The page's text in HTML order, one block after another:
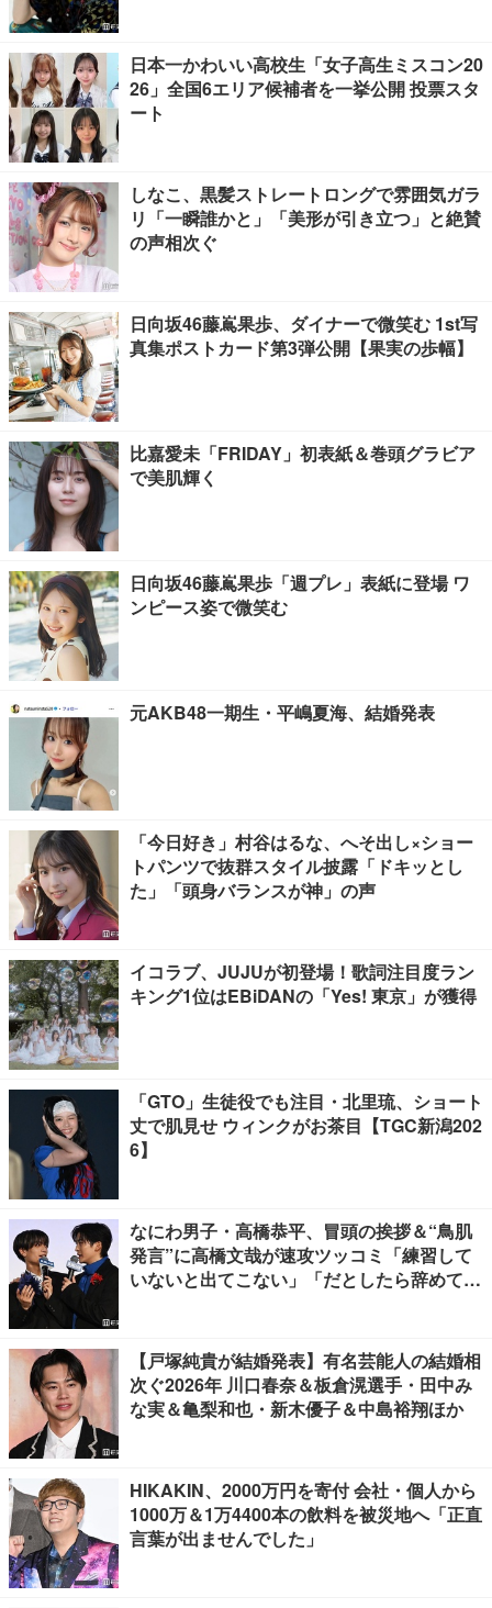
日本一かわいい高校生「女子高生ミスコン20
26」全国6エリア候補者を一挙公開 投票スタ
ート
しなこ、黒髪ストレートロングで雰囲気ガラ
リ「一瞬誰かと」「美形が引き立つ」と絶賛
の声相次ぐ
日向坂46藤嶌果歩、ダイナーで微笑む 1st写
真集ポストカード第3弾公開【果実の歩幅】
比嘉愛未「FRIDAY」初表紙＆巻頭グラビア
で美肌輝く
日向坂46藤嶌果歩「週プレ」表紙に登場 ワ
ンピース姿で微笑む
元AKB48一期生・平嶋夏海、結婚発表
「今日好き」村谷はるな、へそ出し×ショー
トパンツで抜群スタイル披露「ドキッとし
た」「頭身バランスが神」の声
イコラブ、JUJUが初登場！歌詞注目度ラン
キング1位はEBiDANの「Yes! 東京」が獲得
「GTO」生徒役でも注目・北里琉、ショート
丈で肌見せ ウィンクがお茶目【TGC新潟202
6】
なにわ男子・高橋恭平、冒頭の挨拶＆“鳥肌
発言”に高橋文哉が速攻ツッコミ「練習して
いないと出てこない」「だとしたら辞めてく
【戸塚純貴が結婚発表】有名芸能人の結婚相
次ぐ2026年 川口春奈＆板倉滉選手・田中み
な実＆亀梨和也・新木優子＆中島裕翔ほか
HIKAKIN、2000万円を寄付 会社・個人から
1000万＆1万4400本の飲料を被災地へ「正直
言葉が出ませんでした」